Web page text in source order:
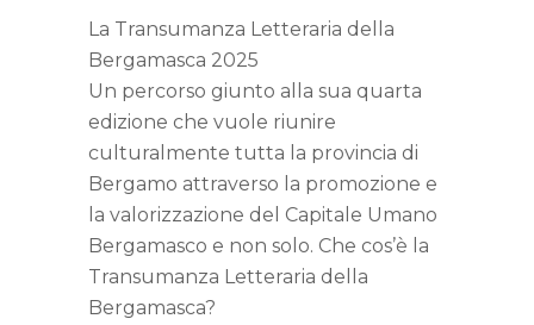
La Transumanza Letteraria della
Bergamasca 2025
Un percorso giunto alla sua quarta
edizione che vuole riunire
culturalmente tutta la provincia di
Bergamo attraverso la promozione e
la valorizzazione del Capitale Umano
Bergamasco e non solo. Che cos’è la
Transumanza Letteraria della
Bergamasca?